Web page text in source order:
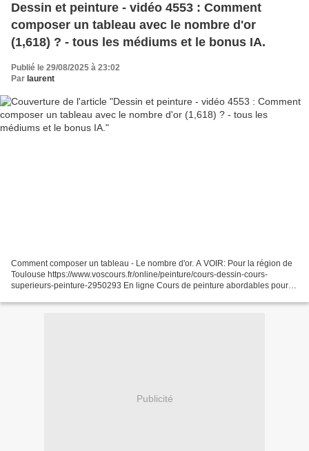
Dessin et peinture - vidéo 4553 : Comment
composer un tableau avec le nombre d'or
(1,618) ? - tous les médiums et le bonus IA.
Publié le 29/08/2025 à 23:02
Par laurent
Comment composer un tableau - Le nombre d'or. A VOIR: Pour la région de
Toulouse https://www.voscours.fr/online/peinture/cours-dessin-cours-
superieurs-peinture-2950293 En ligne Cours de peinture abordables pour
Publicité